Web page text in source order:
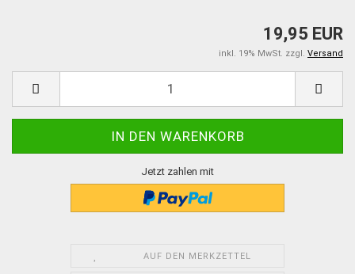
19,95 EUR
inkl. 19% MwSt. zzgl. Versand
Jetzt zahlen mit
AUF DEN MERKZETTEL